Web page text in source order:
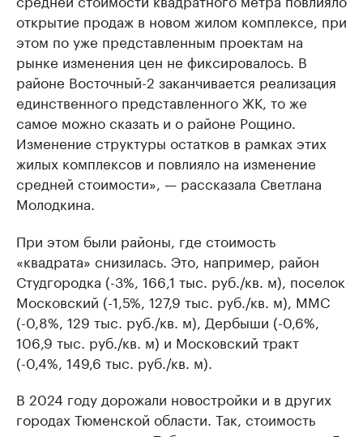
открытие продаж в новом жилом комплексе, при
этом по уже представленным проектам на
рынке изменения цен не фиксировалось. В
районе Восточный-2 заканчивается реализация
единственного представленного ЖК, то же
самое можно сказать и о районе Рощино.
Изменение структуры остатков в рамках этих
жилых комплексов и повлияло на изменение
средней стоимости», — рассказала Светлана
Молодкина.
При этом были районы, где стоимость
«квадрата» снизилась. Это, например, район
Студгородка (-3%, 166,1 тыс. руб./кв. м), поселок
Московский (-1,5%, 127,9 тыс. руб./кв. м), ММС
(-0,8%, 129 тыс. руб./кв. м), Дербыши (-0,6%,
106,9 тыс. руб./кв. м) и Московский тракт
(-0,4%, 149,6 тыс. руб./кв. м).
В 2024 году дорожали новостройки и в других
городах Тюменской области. Так, стоимость